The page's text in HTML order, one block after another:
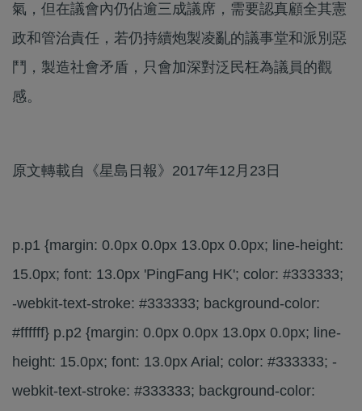
氣，但在議會內仍佔逾三成議席，需要認真顧全其憲
政和管治責任，若仍持續炮製凌亂的議事堂和派別惡
鬥，製造社會矛盾，只會加深對泛民枉為議員的觀
感。
原文轉載自《星島日報》2017年12月23日
p.p1 {margin: 0.0px 0.0px 13.0px 0.0px; line-height:
15.0px; font: 13.0px 'PingFang HK'; color: #333333;
-webkit-text-stroke: #333333; background-color:
#ffffff} p.p2 {margin: 0.0px 0.0px 13.0px 0.0px; line-
height: 15.0px; font: 13.0px Arial; color: #333333; -
webkit-text-stroke: #333333; background-color: